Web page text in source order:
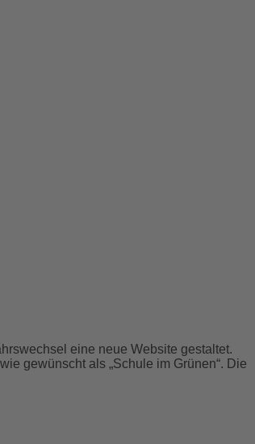
eine neue Website gestaltet.
gewünscht als „Schule im Grünen“. Die